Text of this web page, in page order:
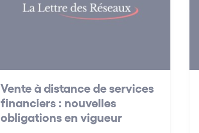
Vente à distance de services
financiers : nouvelles
obligations en vigueur